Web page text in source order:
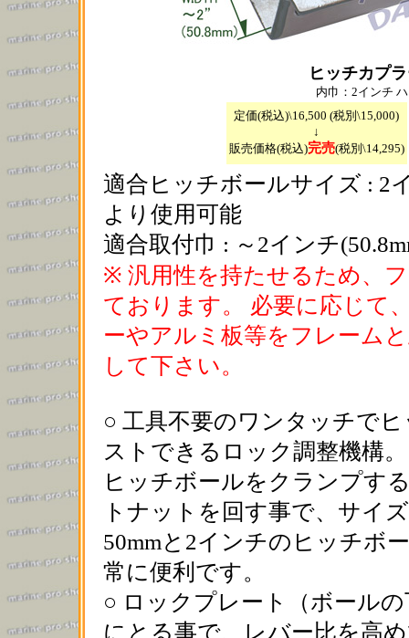
ヒッチカプ
内巾：2インチ
定価(税込)\16,500 (税別\15,000)
↓
販売価格(税込)完売(税別\14,295)
適合ヒッチボールサイズ : 2
より使用可能
適合取付巾 : ～2インチ
※ 汎用性を持たせるため、
ております。 必要に応じて
ーやアルミ板等をフレーム
して下さい。
○ 工具不要のワンタッチで
ストできるロック調整機構。
ヒッチボールをクランプす
トナットを回す事で、サイ
50mmと2インチのヒッチボ
常に便利です。
○ ロックプレート（ボール
にとる事で、レバー比を高